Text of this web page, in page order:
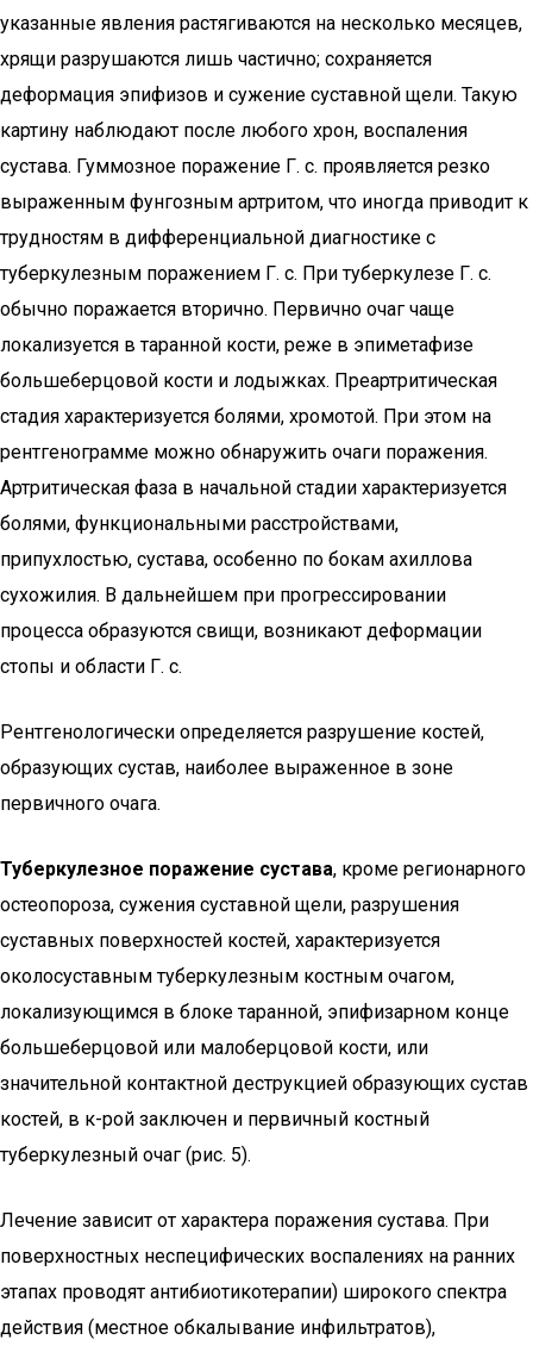
указанные явления растягиваются на несколько месяцев,
хрящи разрушаются лишь частично; сохраняется
деформация эпифизов и сужение суставной щели. Такую
картину наблюдают после любого хрон, воспаления
сустава. Гуммозное поражение Г. с. проявляется резко
выраженным фунгозным артритом, что иногда приводит к
трудностям в дифференциальной диагностике с
туберкулезным поражением Г. с. При туберкулезе Г. с.
обычно поражается вторично. Первично очаг чаще
локализуется в таранной кости, реже в эпиметафизе
большеберцовой кости и лодыжках. Преартритическая
стадия характеризуется болями, хромотой. При этом на
рентгенограмме можно обнаружить очаги поражения.
Артритическая фаза в начальной стадии характеризуется
болями, функциональными расстройствами,
припухлостью, сустава, особенно по бокам ахиллова
сухожилия. В дальнейшем при прогрессировании
процесса образуются свищи, возникают деформации
стопы и области Г. с.
Рентгенологически определяется разрушение костей,
образующих сустав, наиболее выраженное в зоне
первичного очага.
Туберкулезное поражение сустава, кроме регионарного
остеопороза, сужения суставной щели, разрушения
суставных поверхностей костей, характеризуется
околосуставным туберкулезным костным очагом,
локализующимся в блоке таранной, эпифизарном конце
большеберцовой или малоберцовой кости, или
значительной контактной деструкцией образующих сустав
костей, в к-рой заключен и первичный костный
туберкулезный очаг (рис. 5).
Лечение зависит от характера поражения сустава. При
поверхностных неспецифических воспалениях на ранних
этапах проводят антибиотикотерапии) широкого спектра
действия (местное обкалывание инфильтратов),